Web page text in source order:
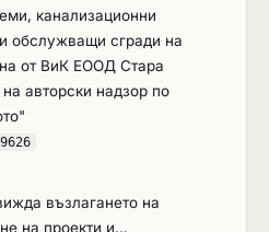
канализационни
обслужващи сгради на
от ВиК ЕООД Стара
авторски надзор по
възлагането на
на проекти и